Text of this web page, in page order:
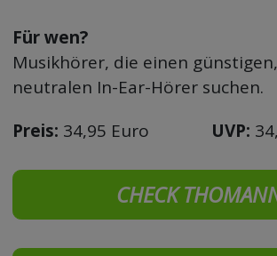
Für wen?
Musikhörer, die einen
neutralen In-Ear-Hörer suchen.
Preis: 34,95 Euro UVP:
CHECK